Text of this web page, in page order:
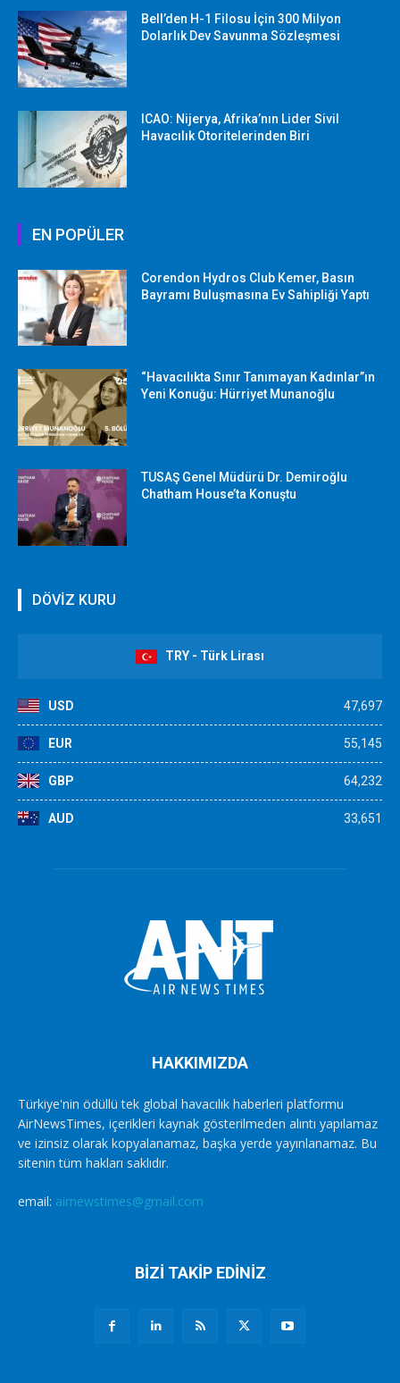
Bell’den H-1 Filosu İçin 300 Milyon
Dolarlık Dev Savunma Sözleşmesi
ICAO: Nijerya, Afrika’nın Lider Sivil
Havacılık Otoritelerinden Biri
EN POPÜLER
Corendon Hydros Club Kemer, Basın
Bayramı Buluşmasına Ev Sahipliği Yaptı
“Havacılıkta Sınır Tanımayan Kadınlar”ın
Yeni Konuğu: Hürriyet Munanoğlu
TUSAŞ Genel Müdürü Dr. Demiroğlu
Chatham House’ta Konuştu
DÖVİZ KURU
TRY - Türk Lirası
USD 47,697
EUR 55,145
GBP 64,232
AUD 33,651
HAKKIMIZDA
Türkiye'nin ödüllü tek global havacılık haberleri platformu
AirNewsTimes, içerikleri kaynak gösterilmeden alıntı yapılamaz
ve izinsiz olarak kopyalanamaz, başka yerde yayınlanamaz. Bu
sitenin tüm hakları saklıdır.
email: airnewstimes@gmail.com
BİZİ TAKİP EDİNİZ